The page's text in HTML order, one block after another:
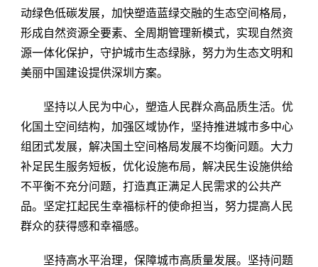
动绿色低碳发展，加快塑造蓝绿交融的生态空间格局，
形成自然资源全要素、全周期管理新模式，实现自然资
源一体化保护，守护城市生态绿脉，努力为生态文明和
美丽中国建设提供深圳方案。
坚持以人民为中心，塑造人民群众高品质生活。优
化国土空间结构，加强区域协作，坚持推进城市多中心
组团式发展，解决国土空间格局发展不均衡问题。大力
补足民生服务短板，优化设施布局，解决民生设施供给
不平衡不充分问题，打造真正满足人民需求的公共产
品。坚定扛起民生幸福标杆的使命担当，努力提高人民
群众的获得感和幸福感。
坚持高水平治理，保障城市高质量发展。坚持问题